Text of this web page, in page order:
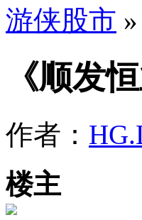
游侠股市 »
《顺发
作者：
楼主